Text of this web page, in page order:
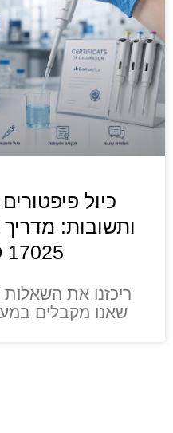
כיול
17025
ריכזנו את השאלות
שאנו מקבלים